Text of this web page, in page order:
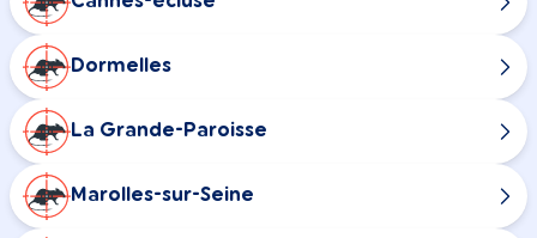
Dormelles
La Grande-Paroisse
Marolles-sur-Seine